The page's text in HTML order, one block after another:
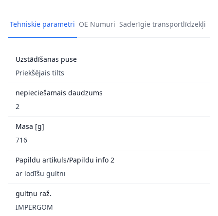
Tehniskie parametri OE Numuri Saderīgie transportlīdzekļi
Uzstādīšanas puse
Priekšējais tilts
nepieciešamais daudzums
2
Masa [g]
716
Papildu artikuls/Papildu info 2
ar lodīšu gultni
gultņu raž.
IMPERGOM